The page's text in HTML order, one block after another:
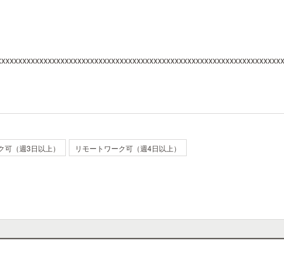
可（週3日以上） リモートワーク可（週4日以上）